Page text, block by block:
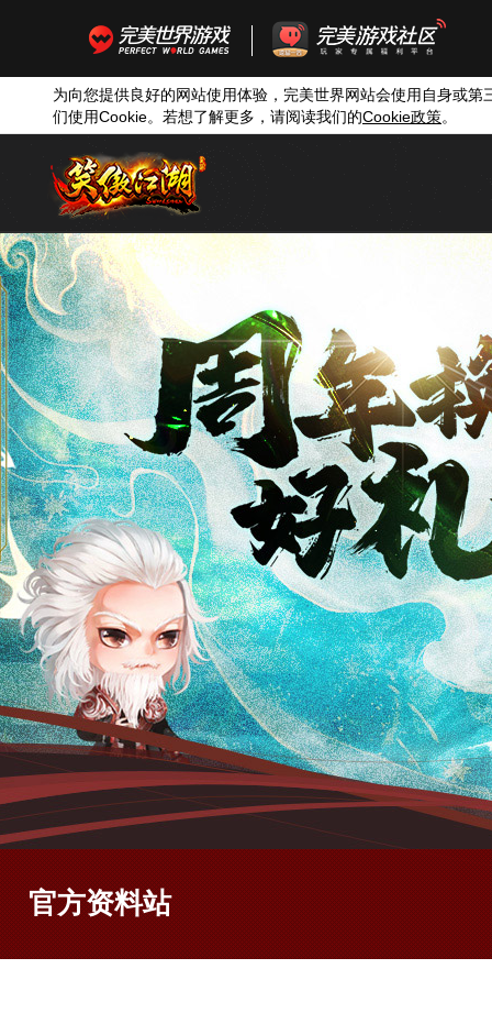
为向您提供良好的网站使用体验，完美世界网站会使用自身或第
们使用Cookie。若想了解更多，请阅读我们的Cookie政策。
官方资料站